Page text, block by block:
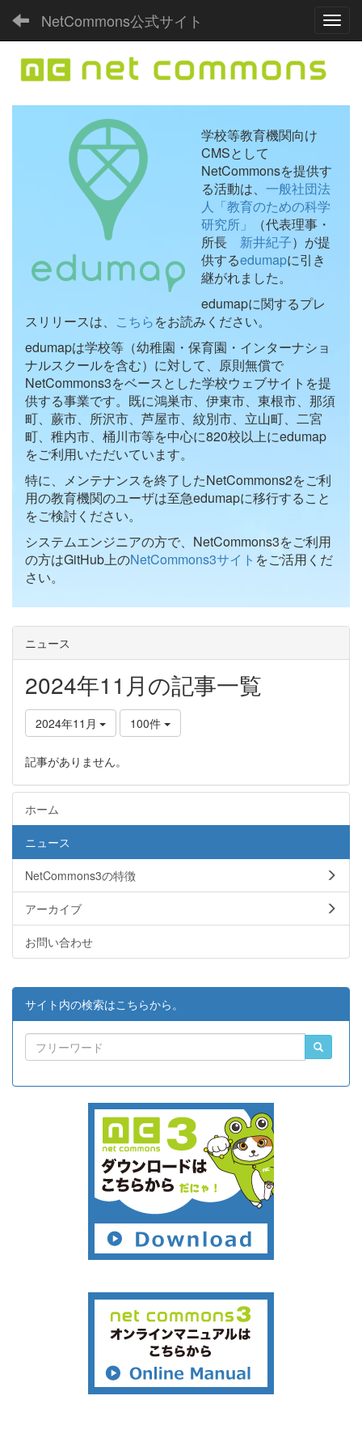
NetCommons公式サイト
学校等教育機関向け
CMSとして
NetCommonsを提供す
る活動は、 一般社団法
人「教育のための科学
研究所」
（代表理事・
所長 新井紀子）が提
供するedumapに引き
継がれました。
edumapに関するプレ
スリリースは、 こちらをお読みください。
edumapは学校等（幼稚園・保育園・インターナショ
ナルスクールを含む）に対して、原則無償で
NetCommons3をベースとした学校ウェブサイトを提
供する事業です。既に鴻巣市、伊東市、東根市、那須
町、蕨市、所沢市、芦屋市、紋別市、立山町、二宮
町、稚内市、桶川市等を中心に820校以上にedumap
をご利用いただいています。
特に、メンテナンスを終了したNetCommons2をご利
用の教育機関のユーザは至急edumapに移行すること
をご検討ください。
システムエンジニアの方で、NetCommons3をご利用
の方はGitHub上のNetCommons3サイト をご活用くだ
さい。
ニュース
2024年11月の記事一覧
2024年11月 100件
記事がありません。
ホーム
ニュース
NetCommons3の特徴
アーカイブ
お問い合わせ
サイト内の検索はこちらから。